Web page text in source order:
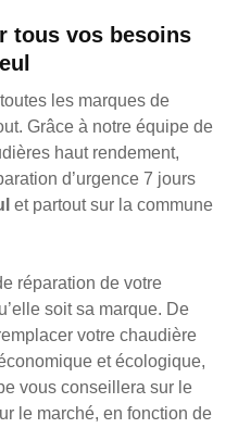
tous vos besoins
les marques de
Grâce à notre équipe de
haut rendement,
d’urgence 7 jours
et partout sur la commune
réparation de votre
soit sa marque. De
votre chaudière
et écologique,
vous conseillera sur le
le marché, en fonction de